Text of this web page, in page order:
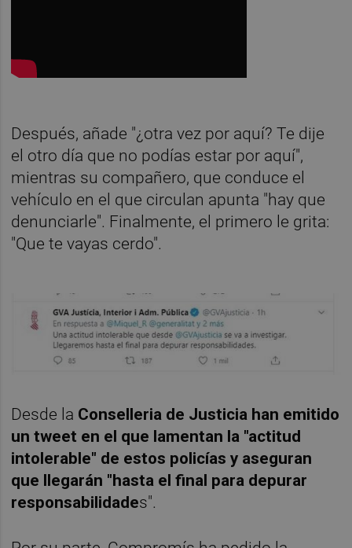
Después, añade "¿otra vez por aquí? Te dije
el otro día que no podías estar por aquí",
mientras su compañero, que conduce el
vehículo en el que circulan apunta "hay que
denunciarle". Finalmente, el primero le grita:
"Que te vayas cerdo".
Desde la Conselleria de Justicia han emitido
un tweet en el que lamentan la "actitud
intolerable" de estos policías y aseguran
que llegarán "hasta el final para depurar
responsabilidades".